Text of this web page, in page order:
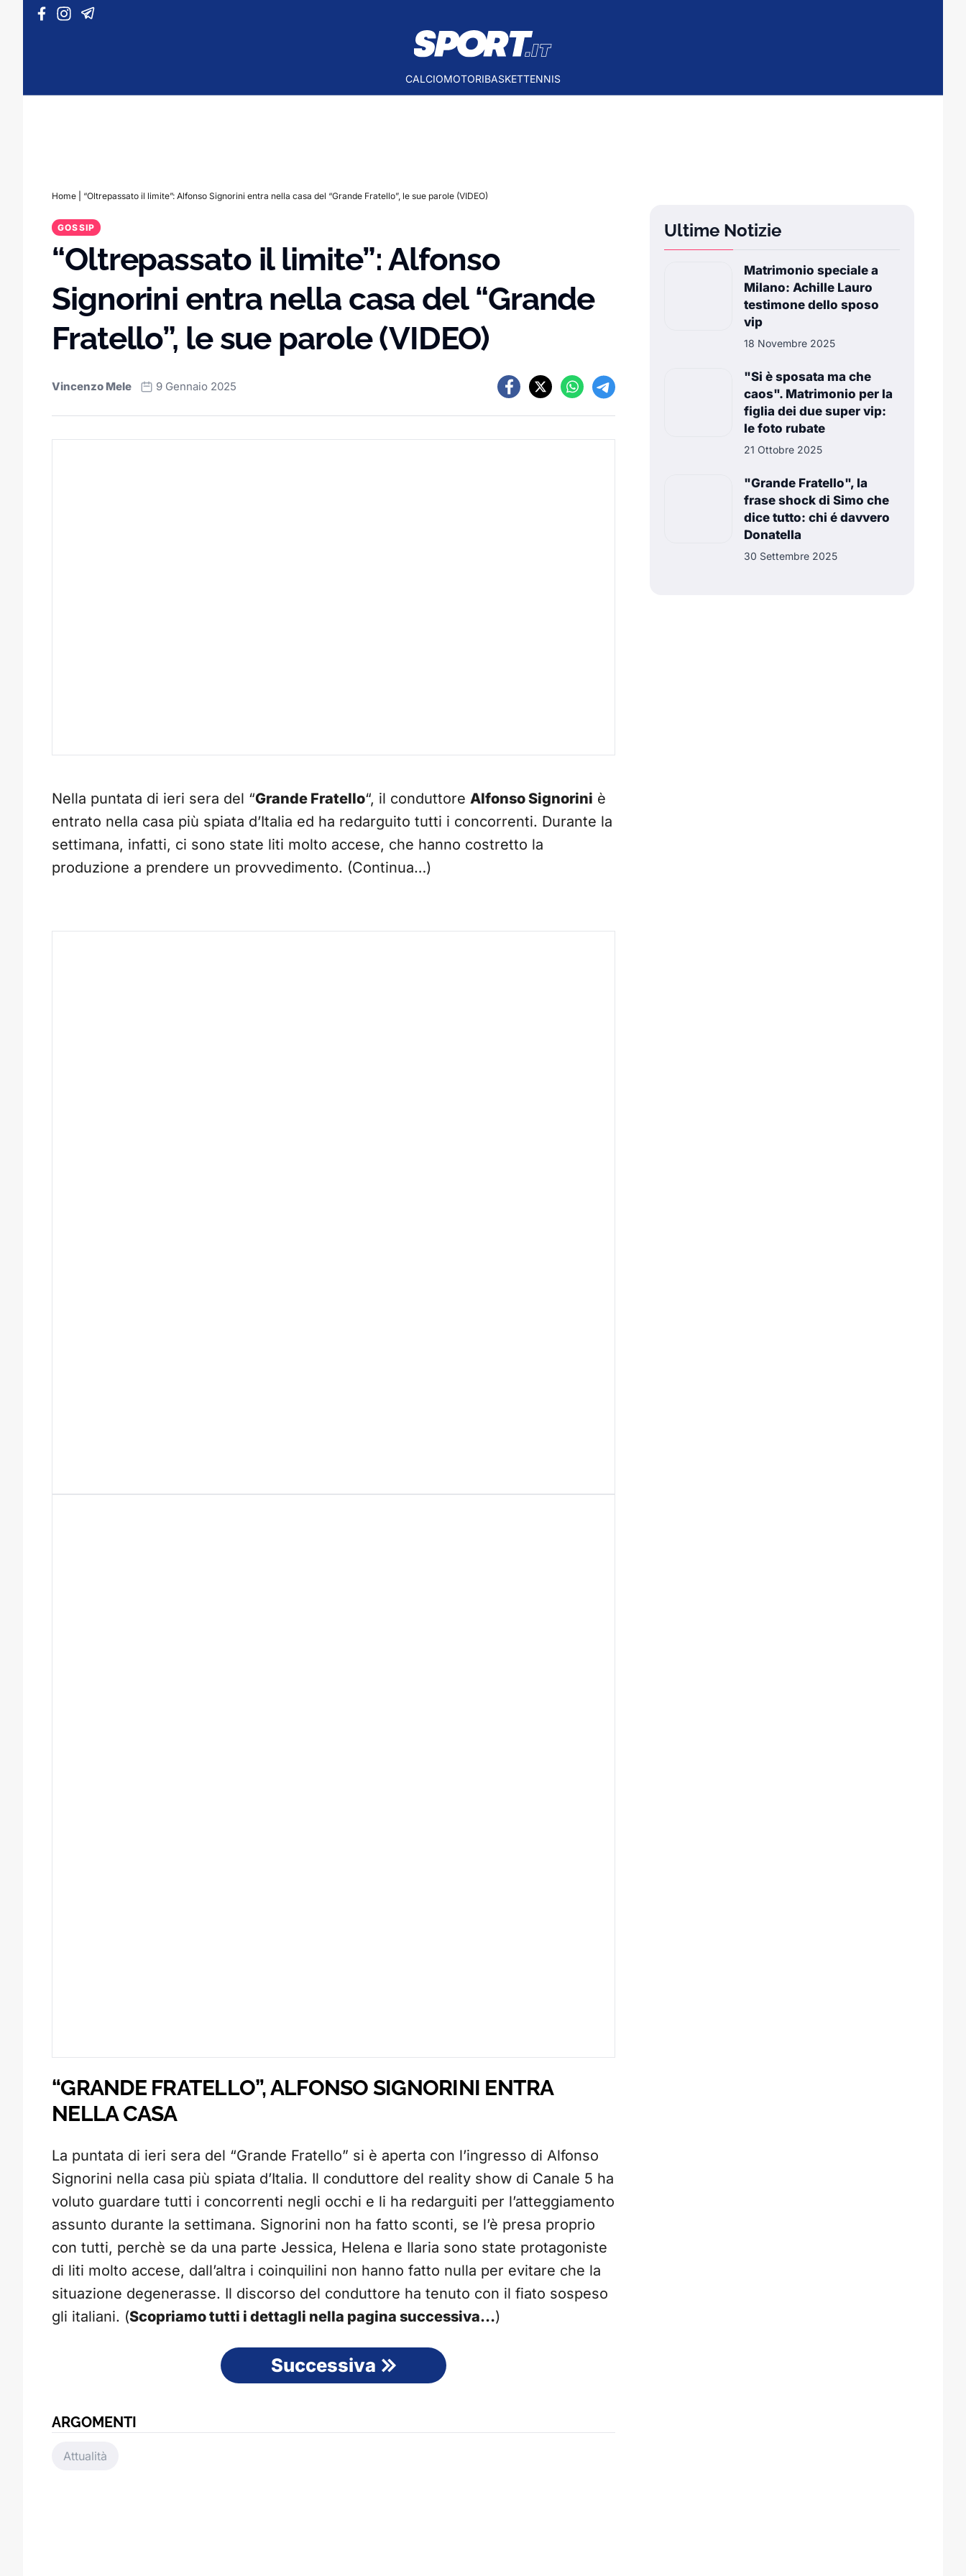
Vai al contenuto
CALCIOMOTORIBASKETTENNIS
Home “Oltrepassato il limite”: Alfonso Signorini entra nella casa del “Grande Fratello”, le sue parole (VIDEO)
GOSSIP
“Oltrepassato il limite”: Alfonso
Signorini entra nella casa del “Grande
Fratello”, le sue parole (VIDEO)
Vincenzo Mele 9 Gennaio 2025
Nella puntata di ieri sera del “Grande Fratello“, il conduttore Alfonso Signorini è
entrato nella casa più spiata d’Italia ed ha redarguito tutti i concorrenti. Durante la
settimana, infatti, ci sono state liti molto accese, che hanno costretto la
produzione a prendere un provvedimento. (Continua…)
“GRANDE FRATELLO”, ALFONSO SIGNORINI ENTRA
NELLA CASA
La puntata di ieri sera del “Grande Fratello” si è aperta con l’ingresso di Alfonso
Signorini nella casa più spiata d’Italia. Il conduttore del reality show di Canale 5 ha
voluto guardare tutti i concorrenti negli occhi e li ha redarguiti per l’atteggiamento
assunto durante la settimana. Signorini non ha fatto sconti, se l’è presa proprio
con tutti, perchè se da una parte Jessica, Helena e Ilaria sono state protagoniste
di liti molto accese, dall’altra i coinquilini non hanno fatto nulla per evitare che la
situazione degenerasse. Il discorso del conduttore ha tenuto con il fiato sospeso
gli italiani. (Scopriamo tutti i dettagli nella pagina successiva…)
Successiva
ARGOMENTI
Attualità
Ultime Notizie
Matrimonio speciale a
Milano: Achille Lauro
testimone dello sposo
vip
18 Novembre 2025
"Si è sposata ma che
caos". Matrimonio per la
figlia dei due super vip:
le foto rubate
21 Ottobre 2025
"Grande Fratello", la
frase shock di Simo che
dice tutto: chi é davvero
Donatella
30 Settembre 2025